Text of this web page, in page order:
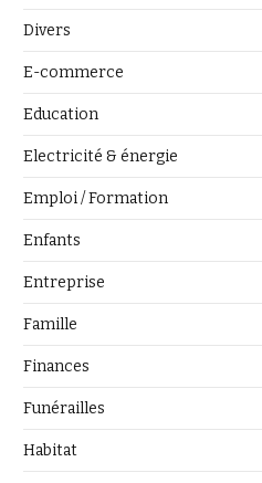
Divers
E-commerce
Education
Electricité & énergie
Emploi / Formation
Enfants
Entreprise
Famille
Finances
Funérailles
Habitat